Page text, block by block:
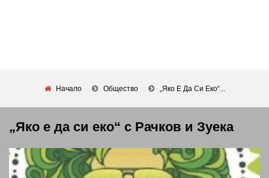
Начало Общество „Яко Е Да Си Еко“...
„Яко е да си еко“ с Рачков и Зуека